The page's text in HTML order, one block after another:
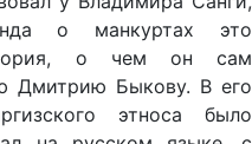
о манкуртах это
о чем он сам
Дмитрию Быкову. В его
этноса было